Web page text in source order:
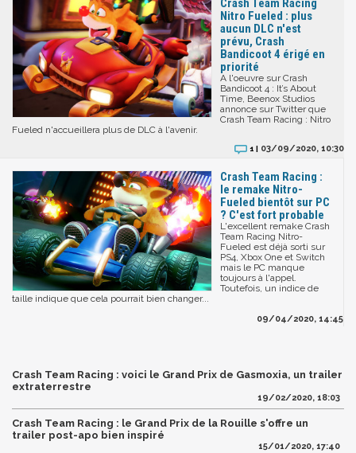
Crash Team Racing
Nitro Fueled : plus
aucun DLC n'est
prévu, Crash
Bandicoot 4 érigé en
priorité
A l'oeuvre sur Crash
Bandicoot 4 : It’s About
Time, Beenox Studios
annonce sur Twitter que
Crash Team Racing : Nitro
Fueled n'accueillera plus de DLC à l'avenir.
1 | 03/09/2020, 10:30
Crash Team Racing :
le remake Nitro-
Fueled bientôt sur PC
? C'est fort probable
L'excellent remake Crash
Team Racing Nitro-
Fueled est déjà sorti sur
PS4, Xbox One et Switch
mais le PC manque
toujours à l'appel.
Toutefois, un indice de
taille indique que cela pourrait bien changer...
09/04/2020, 14:45
Crash Team Racing : voici le Grand Prix de Gasmoxia, un trailer
extraterrestre
19/02/2020, 18:03
Crash Team Racing : le Grand Prix de la Rouille s'offre un
trailer post-apo bien inspiré
15/01/2020, 17:40